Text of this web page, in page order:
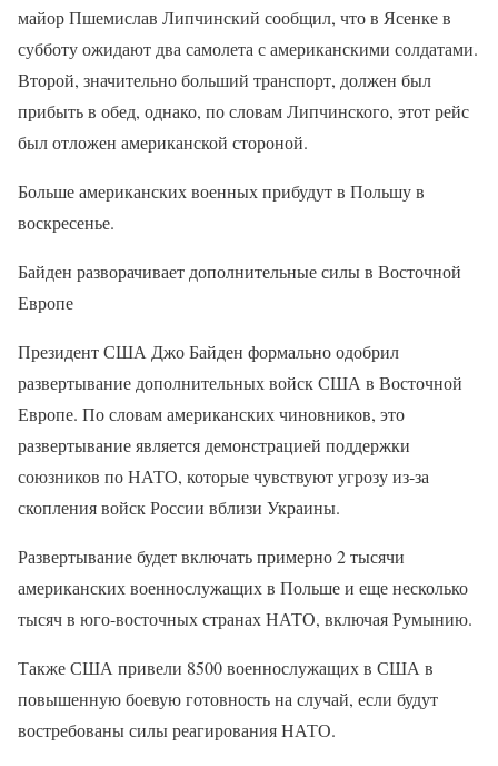
майор Пшемислав Липчинский сообщил, что в Ясенке в
субботу ожидают два самолета с американскими солдатами.
Второй, значительно больший транспорт, должен был
прибыть в обед, однако, по словам Липчинского, этот рейс
был отложен американской стороной.
Больше американских военных прибудут в Польшу в
воскресенье.
Байден разворачивает дополнительные силы в Восточной
Европе
Президент США Джо Байден формально одобрил
развертывание дополнительных войск США в Восточной
Европе. По словам американских чиновников, это
развертывание является демонстрацией поддержки
союзников по НАТО, которые чувствуют угрозу из-за
скопления войск России вблизи Украины.
Развертывание будет включать примерно 2 тысячи
американских военнослужащих в Польше и еще несколько
тысяч в юго-восточных странах НАТО, включая Румынию.
Также США привели 8500 военнослужащих в США в
повышенную боевую готовность на случай, если будут
востребованы силы реагирования НАТО.